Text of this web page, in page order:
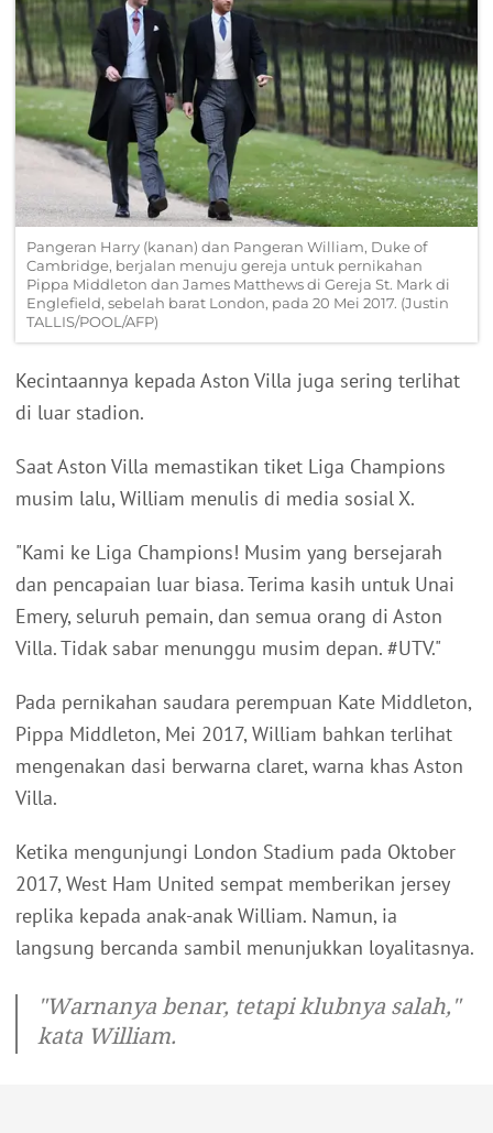
Pangeran Harry (kanan) dan Pangeran William, Duke of
Cambridge, berjalan menuju gereja untuk pernikahan
Pippa Middleton dan James Matthews di Gereja St. Mark di
Englefield, sebelah barat London, pada 20 Mei 2017. (Justin
TALLIS/POOL/AFP)
Kecintaannya kepada Aston Villa juga sering terlihat
di luar stadion.
Saat Aston Villa memastikan tiket Liga Champions
musim lalu, William menulis di media sosial X.
"Kami ke Liga Champions! Musim yang bersejarah
dan pencapaian luar biasa. Terima kasih untuk Unai
Emery, seluruh pemain, dan semua orang di Aston
Villa. Tidak sabar menunggu musim depan. #UTV."
Pada pernikahan saudara perempuan Kate Middleton,
Pippa Middleton, Mei 2017, William bahkan terlihat
mengenakan dasi berwarna claret, warna khas Aston
Villa.
Ketika mengunjungi London Stadium pada Oktober
2017, West Ham United sempat memberikan jersey
replika kepada anak-anak William. Namun, ia
langsung bercanda sambil menunjukkan loyalitasnya.
"Warnanya benar, tetapi klubnya salah,"
kata William.